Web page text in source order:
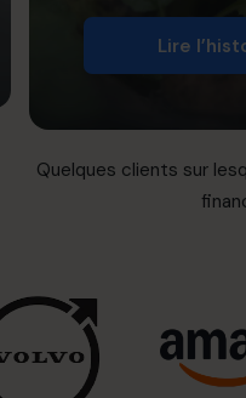
Lire
Quelques clients sur